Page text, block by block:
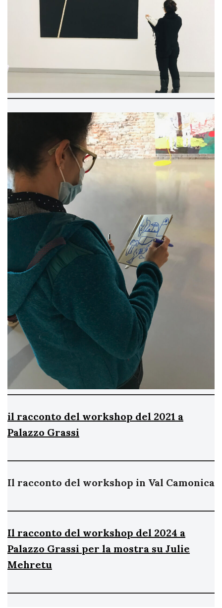
il racconto del workshop del 2021 a
Palazzo Grassi
Il racconto del workshop in Val Camonica
Il racconto del workshop del 2024 a
Palazzo Grassi per la mostra su Julie
Mehretu